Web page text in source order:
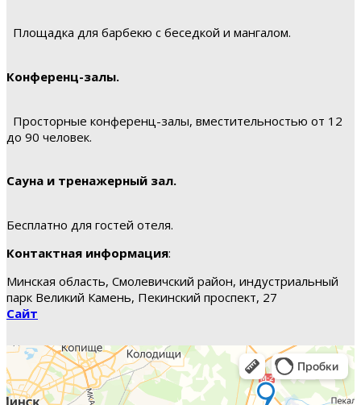
Площадка для барбекю с беседкой и мангалом.
Конференц-залы.
Просторные конференц-залы, вместительностью от 12
до 90 человек.
Сауна и тренажерный зал.
Бесплатно для гостей отеля.
Контактная информация:
Минская область, Смолевичский район, индустриальный
парк Великий Камень, Пекинский проспект, 27
Сайт